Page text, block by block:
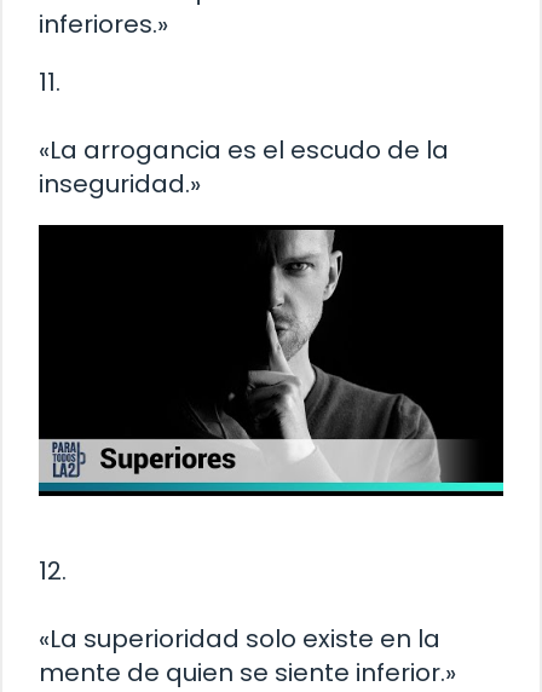
inferiores.»
11.
«La arrogancia es el escudo de la
inseguridad.»
12.
«La superioridad solo existe en la
mente de quien se siente inferior.»